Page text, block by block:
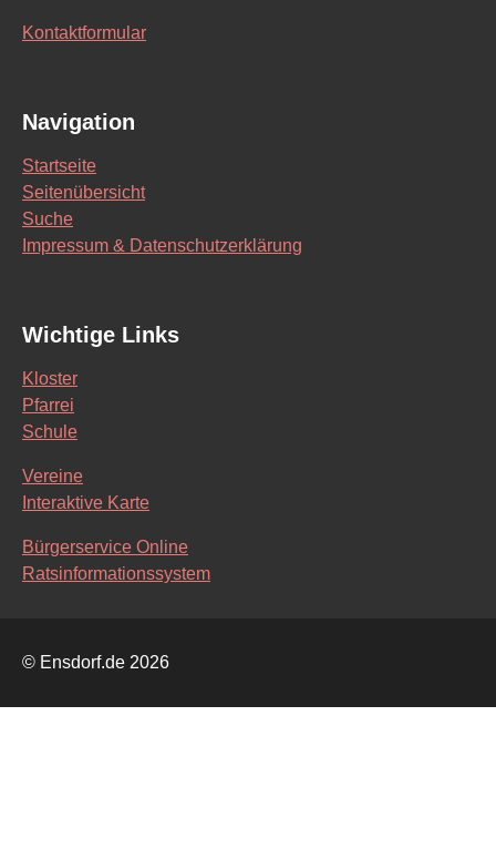
Kontaktformular
Navigation
Startseite
Seitenübersicht
Suche
Impressum & Datenschutzerklärung
Wichtige Links
Kloster
Pfarrei
Schule
Vereine
Interaktive Karte
Bürgerservice Online
Ratsinformationssystem
© Ensdorf.de 2026